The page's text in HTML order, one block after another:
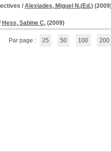
/ Alexiades, Miguel N.(Ed.)
Hess, Sabine C.(2009)
Par page : 25 50 100 200